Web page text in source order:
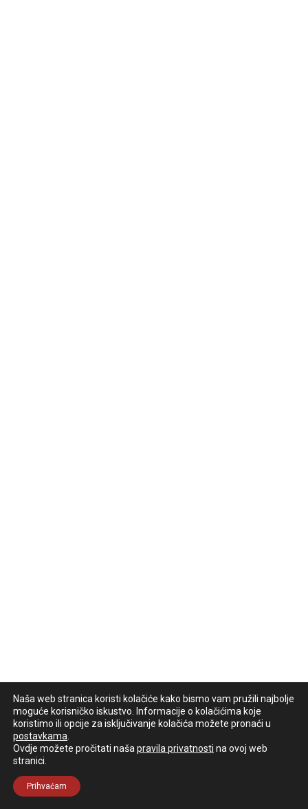
Naša web stranica koristi kolačiće kako bismo vam pružili najbolje
moguće korisničko iskustvo. Informacije o kolačićima koje
koristimo ili opcije za isključivanje kolačića možete pronaći u
postavkama
Ovdje možete pročitati naša pravila privatnosti na ovoj web
stranici.
Prihvaćam